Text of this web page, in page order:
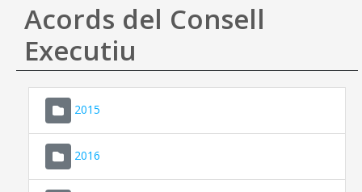
Ajuda
Acords del Consell
Executiu
2015
2016